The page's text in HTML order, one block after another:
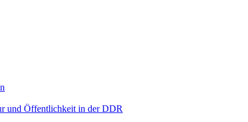
und Öffentlichkeit in der DDR